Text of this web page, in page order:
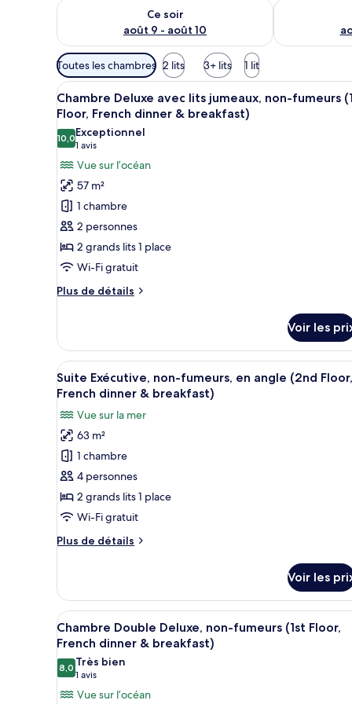
Ce soir
août 9 - août 10
Vérifier la disponibilité pour ce soir août 9 - août 10
Vérifier la
Filtres
disponibles
pour
les
chambres
Toutes les chambres 2 lits 3+ lits 1 lit
Afficher
toutes
les
photos
pour
ce
type
de
chambre :
Chambre
Deluxe
avec
non-
fumeurs
(1st
Floor,
French
dinner
&
breakfast)
Un plat de fruits de mer
7
Chambre Deluxe avec lits jumeaux, non-fumeurs
Floor, French dinner & breakfast)
10,010,0 sur 10
Exceptionnel
1 avis
(1 avis)
Vue sur l’océan
57 m²
1 chambre
2 personnes
2 grands lits 1 place
Wi-Fi gratuit
Plus de détails
Plus
le
type
de
chambre
Deluxe
avec
lits
jumeaux,
non-
(1st
Floor,
dinner
Voir les
Afficher
toutes
photos
pour
ce
type
de
chambre :
Exécutive,
en
angle
(2nd
Floor,
French
dinner
Une assiette de nourriture
7
Suite Exécutive, non-fumeurs, en angle (2nd Floor,
French dinner & breakfast)
Vue sur la mer
63 m²
1 chambre
4 personnes
2 grands lits 1 place
Wi-Fi gratuit
Plus de détails
Plus
le
type
de
chambre
Exécutive,
non-
fumeurs,
Voir les
Afficher
toutes
les
photos
pour
Une chambre moderne avec
7
Chambre Double Deluxe, non-fumeurs (1st Floor,
French dinner & breakfast)
8,08,0 sur 10
Très bien
1 avis
(1 avis)
Vue sur l’océan